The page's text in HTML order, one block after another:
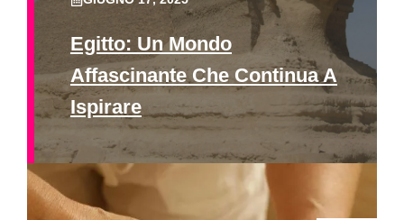
Egitto: Un Mondo
Affascinante Che Continua A
Ispirare